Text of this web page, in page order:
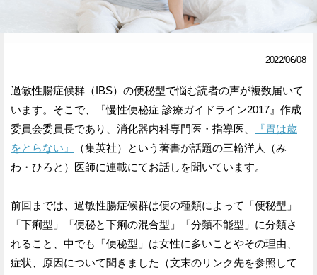
Facebook
ェ
ア
す
る
ェ
ア
す
る
2022/06/08
過敏性腸症候群（IBS）の便秘型で悩む読者の声が複数届いて
います。そこで、『慢性便秘症 診療ガイドライン2017』作成
委員会委員長であり、消化器内科専門医・指導医、
『胃は歳
をとらない』
（集英社）という著書が話題の三輪洋人（み
わ・ひろと）医師に連載にてお話しを聞いています。
前回までは、過敏性腸症候群は便の種類によって「便秘型」
「下痢型」「便秘と下痢の混合型」「分類不能型」に分類さ
れること、中でも「便秘型」は女性に多いことやその理由、
症状、原因について聞きました（文末のリンク先を参照して